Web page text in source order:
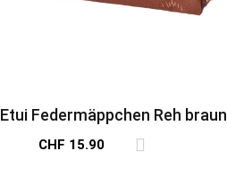
Etui Federmäppchen Reh braun
CHF 15.90